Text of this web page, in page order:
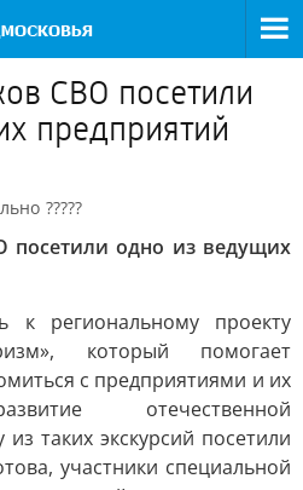
СВО посетили
предприятий
?????
посетили одно из ведущих
к региональному проекту
который помогает
с предприятиями и их
отечественной
таких экскурсий посетили
участники специальной